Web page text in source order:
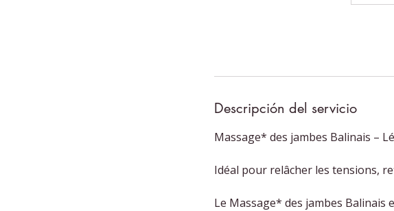
Descripción del servicio
Massage* des jambes Balinais –
Idéal pour relâcher les tensions,
Le Massage* des jambes Balinais